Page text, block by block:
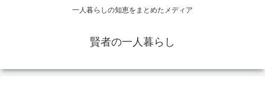
一人暮らしの知恵をまとめたメディア
賢者の一人暮らし